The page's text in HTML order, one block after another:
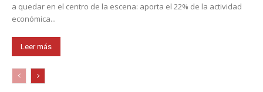
a quedar en el centro de la escena: aporta el 22% de la actividad
económica...
Leer más